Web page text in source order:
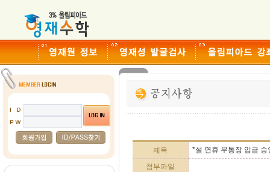
제목
*설 연휴 무통장 입금 승
첨부파일